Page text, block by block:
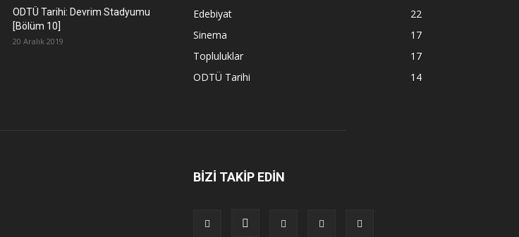
ODTÜ Tarihi: Devrim Stadyumu
[Bölüm 10]
20 Aralık 2019
Edebiyat
22
Sinema
17
Topluluklar
17
ODTÜ Tarihi
14
BİZİ TAKİP EDİN